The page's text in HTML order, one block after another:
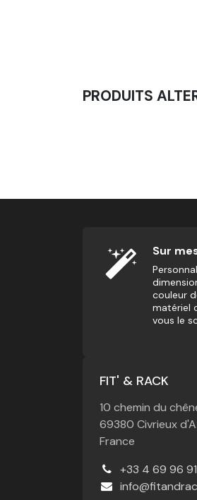
PRODUITS
Sur
couleur
matériel
vous le
FIT' & RACK
10 chemin du
69380 Civrieux
France
+33 4 69 96